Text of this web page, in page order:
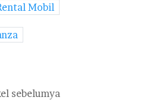
Mobil
sebelumya